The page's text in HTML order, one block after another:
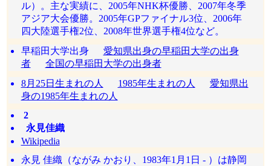
ル）。主な実績に、2005年NHK杯優勝、2007年冬季
アジア大会優勝。2005年GPファイナル3位、2006年
四大陸選手権2位、2008年世界選手権4位など。
早稲田大学出身 愛知県出身の早稲田大学の出身
者
全国の早稲田大学の出身者
8月25日生まれの人
1985年生まれの人
愛知県出
身の1985年生まれの人
2
永見佳織
Wikipedia
永見 佳織（ながみ かおり、1983年1月1日 - ）は静岡